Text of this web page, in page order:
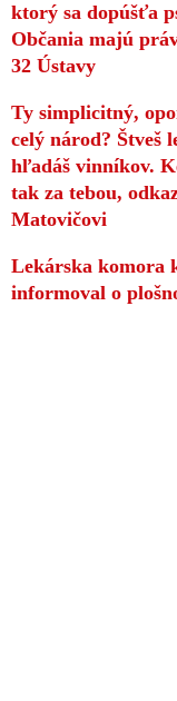
ktorý sa dopúšťa
Občania majú
32 Ústavy
Ty simplicitný,
celý národ? Štveš
hľadáš vinníkov.
tak za tebou,
Matovičovi
Lekárska komora
informoval o